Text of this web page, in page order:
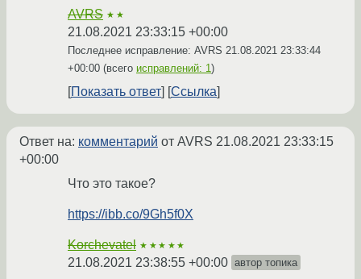
AVRS ★★
21.08.2021 23:33:15 +00:00
Последнее исправление: AVRS 21.08.2021 23:33:44
+00:00 (всего исправлений: 1)
Показать ответ Ссылка
Ответ на: комментарий от AVRS 21.08.2021 23:33:15
+00:00
Что это такое?
https://ibb.co/9Gh5f0X
Korchevatel ★★★★★
21.08.2021 23:38:55 +00:00 автор топика